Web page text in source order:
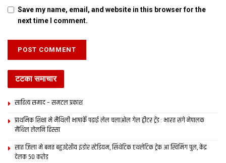
Save my name, email, and website in this browser for the
next time I comment.
टटका समाचार
साहित्य समाद – समटल प्रकाश
प्राथमिक शि‍क्षा मे मैथि‍ली भाषाकेँ पढ़ाई लेल चलाओल गेल ट्वीटर ट्रेंड : भारत संगे नेपालक
मैथिल लेलनि हिस्सा
सात जिला मे बनत बहुउद्देशीय इंडोर स्‍टेडि‍यम, सिंथेटिक एथलेटिक ट्रेक आ स्विमिंग पुल, केंद्र
देलक 50 करोड़